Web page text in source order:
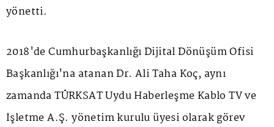
yönetti.
2018'de Cumhurbaşkanlığı Dijital Dönüşüm Ofisi
Başkanlığı'na atanan Dr. Ali Taha Koç, aynı
zamanda TÜRKSAT Uydu Haberleşme Kablo TV ve
İşletme A.Ş. yönetim kurulu üyesi olarak görev